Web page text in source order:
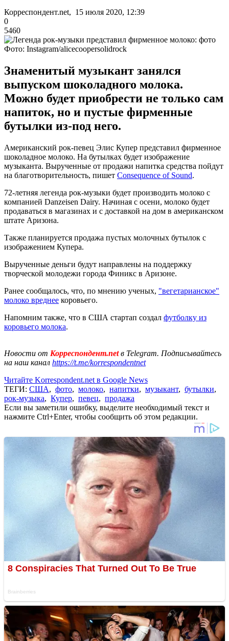
Корреспондент.net, 15 июля 2020, 12:39
0
5460
Фото: Instagram/alicecoopersolidrock
Знаменитый музыкант занялся
выпуском шоколадного молока.
Можно будет приобрести не только сам
напиток, но и пустые фирменные
бутылки из-под него.
Американский рок-певец Элис Купер представил фирменное
шоколадное молоко. На бутылках будет изображение
музыканта. Вырученные от продажи напитка средства пойдут
на благотворительность, пишет Consequence of Sound.
72-летняя легенда рок-музыки будет производить молоко с
компанией Danzeisen Dairy. Начиная с осени, молоко будет
продаваться в магазинах и с доставкой на дом в американском
штате Аризона.
Также планируется продажа пустых молочных бутылок с
изображением Купера.
Вырученные деньги будут направлены на поддержку
творческой молодежи города Финикс в Аризоне.
Ранее сообщалось, что, по мнению ученых, "вегетарианское"
молоко вреднее коровьего.
Напомним также, что в США стартап создал футболку из
коровьего молока.
Новости от Корреспондент.netв Telegram. Подписывайтесь
на наш канал https://t.me/korrespondentnet
Читайте Korrespondent.net в Google News
ТЕГИ: США, фото, молоко, напитки, музыкант, бутылки,
рок-музыка, Купер, певец, продажа
Если вы заметили ошибку, выделите необходимый текст и
нажмите Ctrl+Enter, чтобы сообщить об этом редакции.